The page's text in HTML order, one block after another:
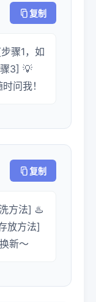
复制
骤1，如
3] 💡
问我！
复制
方法] ♨️
放方法]
新～